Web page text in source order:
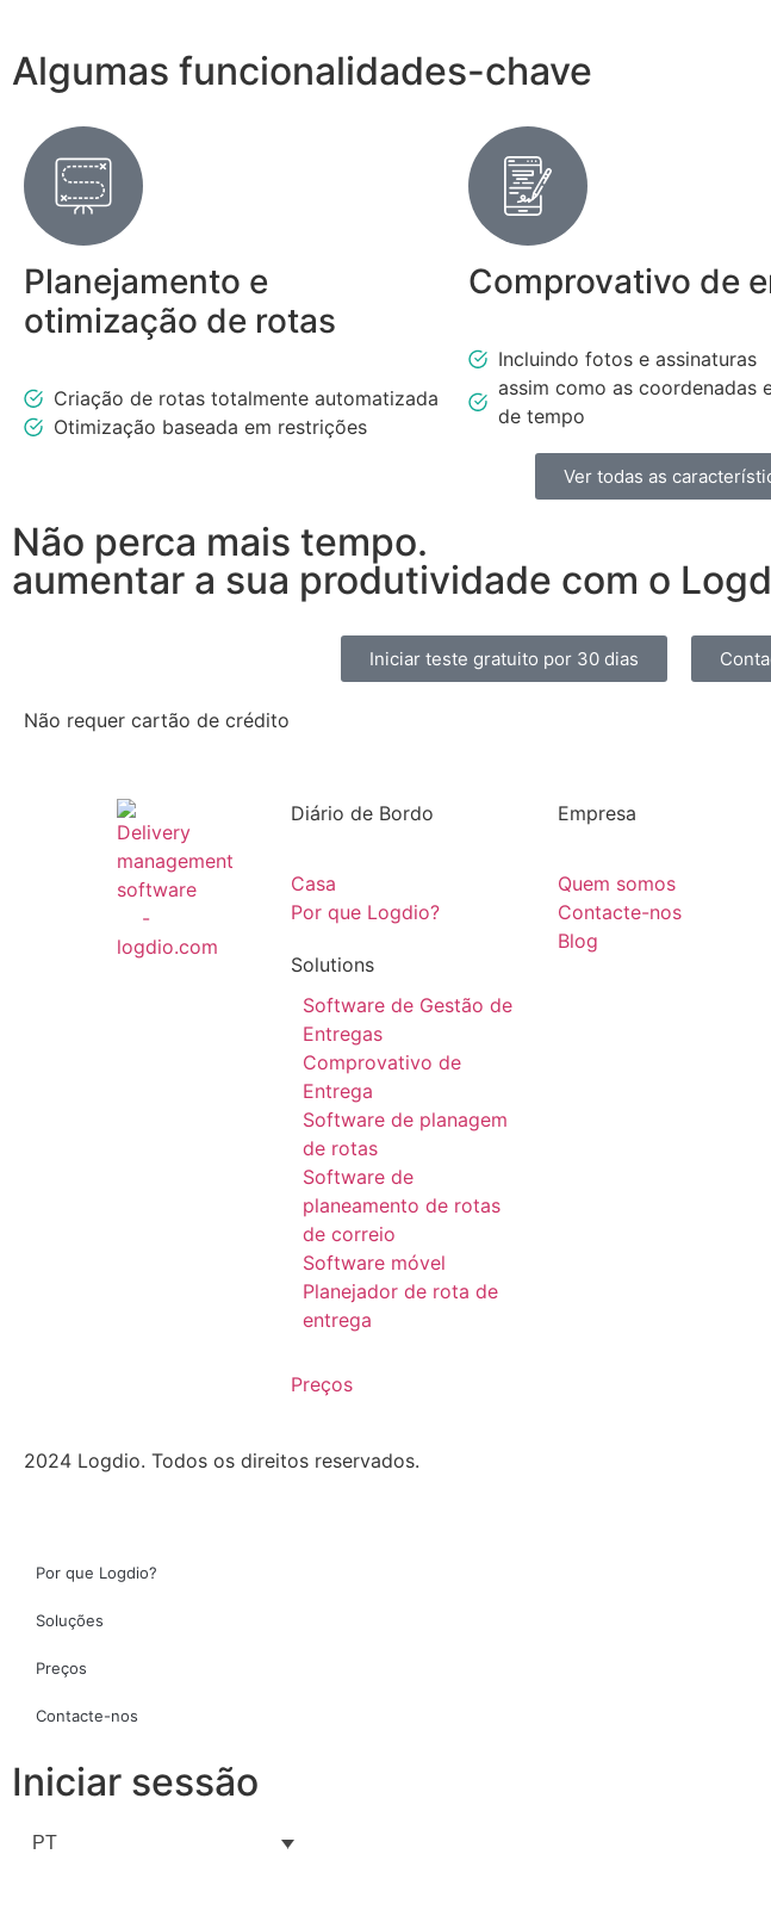
Algumas funcionalidades-chave
Planejamento e
otimização de rotas
Criação de rotas totalmente automatizada
Otimização baseada em restrições
Comprovativo de
Incluindo fotos e assinaturas
assim como as coordenadas
de tempo
Ver todas as
Não perca mais tempo.
aumentar a sua produtividade com o
Iniciar teste gratuito por 30 dias
Não requer cartão de crédito
Diário de Bordo
Casa
Por que Logdio?
Solutions
Software de Gestão de
Entregas
Comprovativo de
Entrega
Software de planagem
de rotas
Software de
planeamento de rotas
de correio
Software móvel
Planejador de rota de
entrega
Preços
Empresa
Quem somos
Contacte-nos
Blog
2024 Logdio. Todos os direitos reservados.
Por que Logdio?
Soluções
Preços
Contacte-nos
Iniciar sessão
PT